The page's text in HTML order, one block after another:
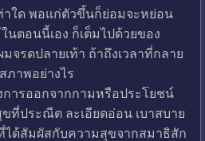
าใด พอแก่ตัวขึ้นก็ย่อมจะหย่อน
นตอนนี้เอง ก็เต็มไปด้วยของ
จรดปลายเท้า ถ้าถึงเวลาที่กลาย
ภาพอย่างไร
รออกจากกามหรือประโยชน์
ที่ประณีต ละเอียดอ่อน เบาสบาย
ด้สัมผัสกับความสุขจากสมาธิสัก